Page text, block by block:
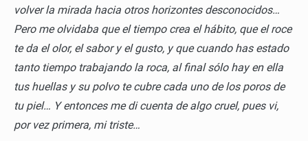
volver la mirada hacia otros horizontes desconocidos…
Pero me olvidaba que el tiempo crea el hábito, que el roce
te da el olor, el sabor y el gusto, y que cuando has estado
tanto tiempo trabajando la roca, al final sólo hay en ella
tus huellas y su polvo te cubre cada uno de los poros de
tu piel… Y entonces me di cuenta de algo cruel, pues vi,
por vez primera, mi triste…